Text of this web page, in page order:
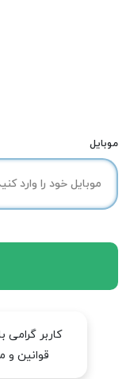
موبایل
کاربر گرامی
قوانین و